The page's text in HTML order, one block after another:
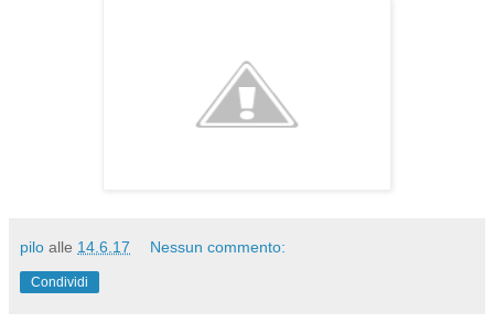
pilo alle 14.6.17 Nessun commento:
Condividi